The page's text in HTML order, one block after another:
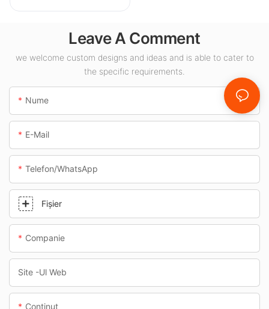
CLA de 100W
destinat spațiilor
interioare, cum ar fi
benzinăriile și
pasajele subterane.
Leave A Comment
we welcome custom designs and ideas and is able to cater to
the specific requirements.
Nume
E-Mail
Telefon/WhatsApp
Fişier
Companie
Site -ul Web
Conţinut